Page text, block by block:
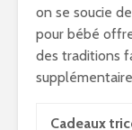
on se soucie
pour bébé
des traditions
Cadeaux